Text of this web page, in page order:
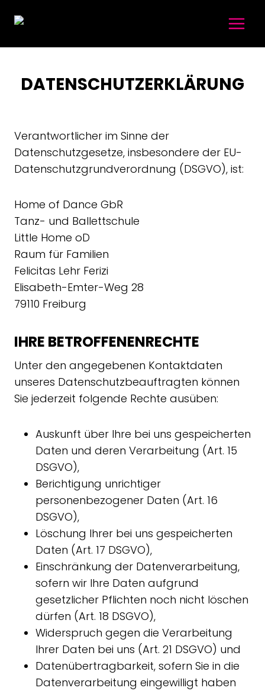
DATENSCHUTZ­ERKLÄRUNG
Verantwortlicher im Sinne der
Datenschutzgesetze, insbesondere der EU-
Datenschutzgrundverordnung (DSGVO), ist:
Home of Dance GbR
Tanz- und Ballettschule
Little Home oD
Raum für Familien
Felicitas Lehr Ferizi
Elisabeth-Emter-Weg 28
79110 Freiburg
IHRE BETROFFENENRECHTE
Unter den angegebenen Kontaktdaten
unseres Datenschutzbeauftragten können
Sie jederzeit folgende Rechte ausüben:
Auskunft über Ihre bei uns gespeicherten
Daten und deren Verarbeitung (Art. 15
DSGVO),
Berichtigung unrichtiger
personenbezogener Daten (Art. 16
DSGVO),
Löschung Ihrer bei uns gespeicherten
Daten (Art. 17 DSGVO),
Einschränkung der Datenverarbeitung,
sofern wir Ihre Daten aufgrund
gesetzlicher Pflichten noch nicht löschen
dürfen (Art. 18 DSGVO),
Widerspruch gegen die Verarbeitung
Ihrer Daten bei uns (Art. 21 DSGVO) und
Datenübertragbarkeit, sofern Sie in die
Datenverarbeitung eingewilligt haben